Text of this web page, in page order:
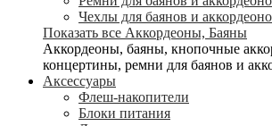
Чехлы для баянов и
Показать все Аккордеоны, Баяны
Аккордеоны, баяны, кнопочные
концертины, ремни для баянов и
Аксессуары
Флеш-накопители
Блоки питания